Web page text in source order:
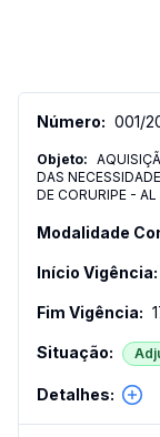
001/
DAS
DE CORURIPE - AL